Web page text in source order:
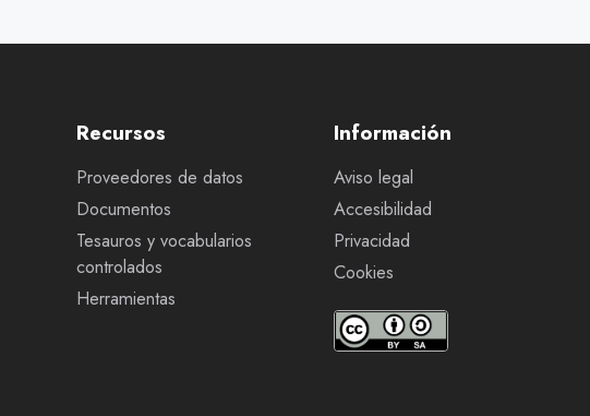
Recursos
Proveedores de datos
Documentos
Tesauros y vocabularios
controlados
Herramientas
Información
Aviso legal
Accesibilidad
Privacidad
Cookies